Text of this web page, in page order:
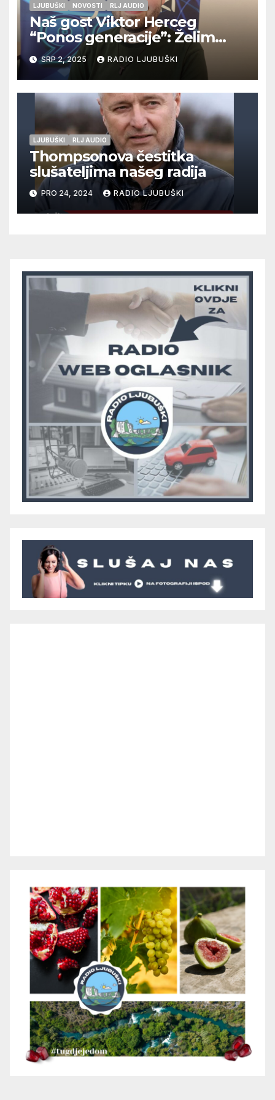
LJUBUŠKI NOVOSTI RLJ AUDIO
Naš gost Viktor Herceg
“Ponos generacije”: Želim
objaviti svoju zbirku pjesama!
SRP 2, 2025 RADIO LJUBUŠKI
LJUBUŠKI RLJ AUDIO
Thompsonova čestitka
slušateljima našeg radija
PRO 24, 2024 RADIO LJUBUŠKI